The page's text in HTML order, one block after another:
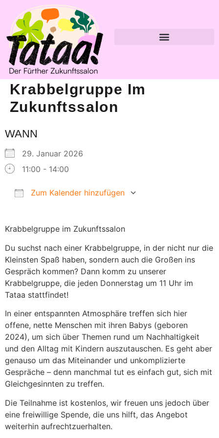
Krabbelgruppe Im
Zukunftssalon
WANN
29. Januar 2026
11:00 - 14:00
Zum Kalender hinzufügen
Krabbelgruppe im Zukunftssalon
Du suchst nach einer Krabbelgruppe, in der nicht nur die
Kleinsten Spaß haben, sondern auch die Großen ins
Gespräch kommen? Dann komm zu unserer
Krabbelgruppe, die jeden Donnerstag um 11 Uhr im
Tataa stattfindet!
In einer entspannten Atmosphäre treffen sich hier
offene, nette Menschen mit ihren Babys (geboren
2024), um sich über Themen rund um Nachhaltigkeit
und den Alltag mit Kindern auszutauschen. Es geht aber
genauso um das Miteinander und unkomplizierte
Gespräche – denn manchmal tut es einfach gut, sich mit
Gleichgesinnten zu treffen.
Die Teilnahme ist kostenlos, wir freuen uns jedoch über
eine freiwillige Spende, die uns hilft, das Angebot
weiterhin aufrechtzuerhalten.